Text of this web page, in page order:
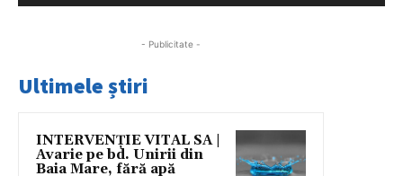
- Publicitate -
Ultimele știri
INTERVENȚIE VITAL SA |
Avarie pe bd. Unirii din
Baia Mare, fără apă